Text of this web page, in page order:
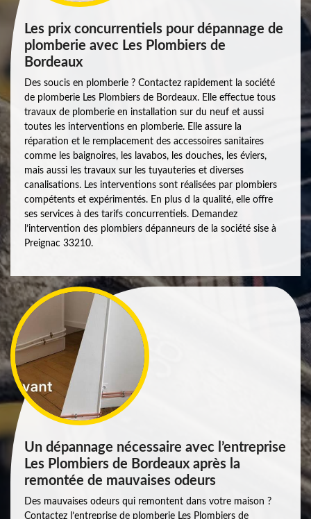
Les prix concurrentiels pour dépannage de
plomberie avec Les Plombiers de
Bordeaux
Des soucis en plomberie ? Contactez rapidement la société
de plomberie Les Plombiers de Bordeaux. Elle effectue tous
travaux de plomberie en installation sur du neuf et aussi
toutes les interventions en plomberie. Elle assure la
réparation et le remplacement des accessoires sanitaires
comme les baignoires, les lavabos, les douches, les éviers,
mais aussi les travaux sur les tuyauteries et diverses
canalisations. Les interventions sont réalisées par plombiers
compétents et expérimentés. En plus d la qualité, elle offre
ses services à des tarifs concurrentiels. Demandez
l’intervention des plombiers dépanneurs de la société sise à
Preignac 33210.
Un dépannage nécessaire avec l’entreprise
Les Plombiers de Bordeaux après la
remontée de mauvaises odeurs
Des mauvaises odeurs qui remontent dans votre maison ?
Contactez l’entreprise de plomberie Les Plombiers de